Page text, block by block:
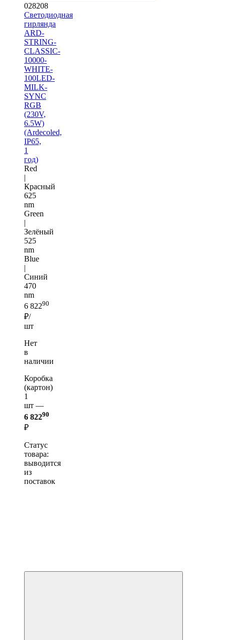
028208
Светодиодная
гирлянда
ARD-
STRING-
CLASSIC-
10000-
WHITE-
100LED-
MILK-
SYNC
RGB
(230V,
6.5W)
(Ardecoled,
IP65,
1
год)
Red
|
Красный
625
nm
Green
|
Зелёный
525
nm
Blue
|
Синий
470
nm
6 82290
₽/
шт
Нет
в
наличии
Коробка
(картон)
1
шт —
6 82290
₽
Статус
товара:
выводится
из
поставок